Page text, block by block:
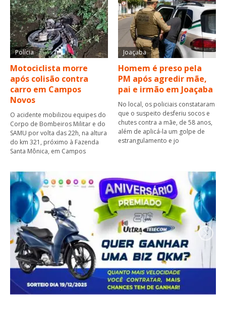
Polícia
Motociclista morre
após colisão contra
carro em Campos
Novos
O acidente mobilizou equipes do
Corpo de Bombeiros Militar e do
SAMU por volta das 22h, na altura
do km 321, próximo à Fazenda
Santa Mônica, em Campos
Joaçaba
Homem é preso pela
PM após agredir mãe,
pai e irmão em Joaçaba
No local, os policiais constataram
que o suspeito desferiu socos e
chutes contra a mãe, de 58 anos,
além de aplicá-la um golpe de
estrangulamento e jo